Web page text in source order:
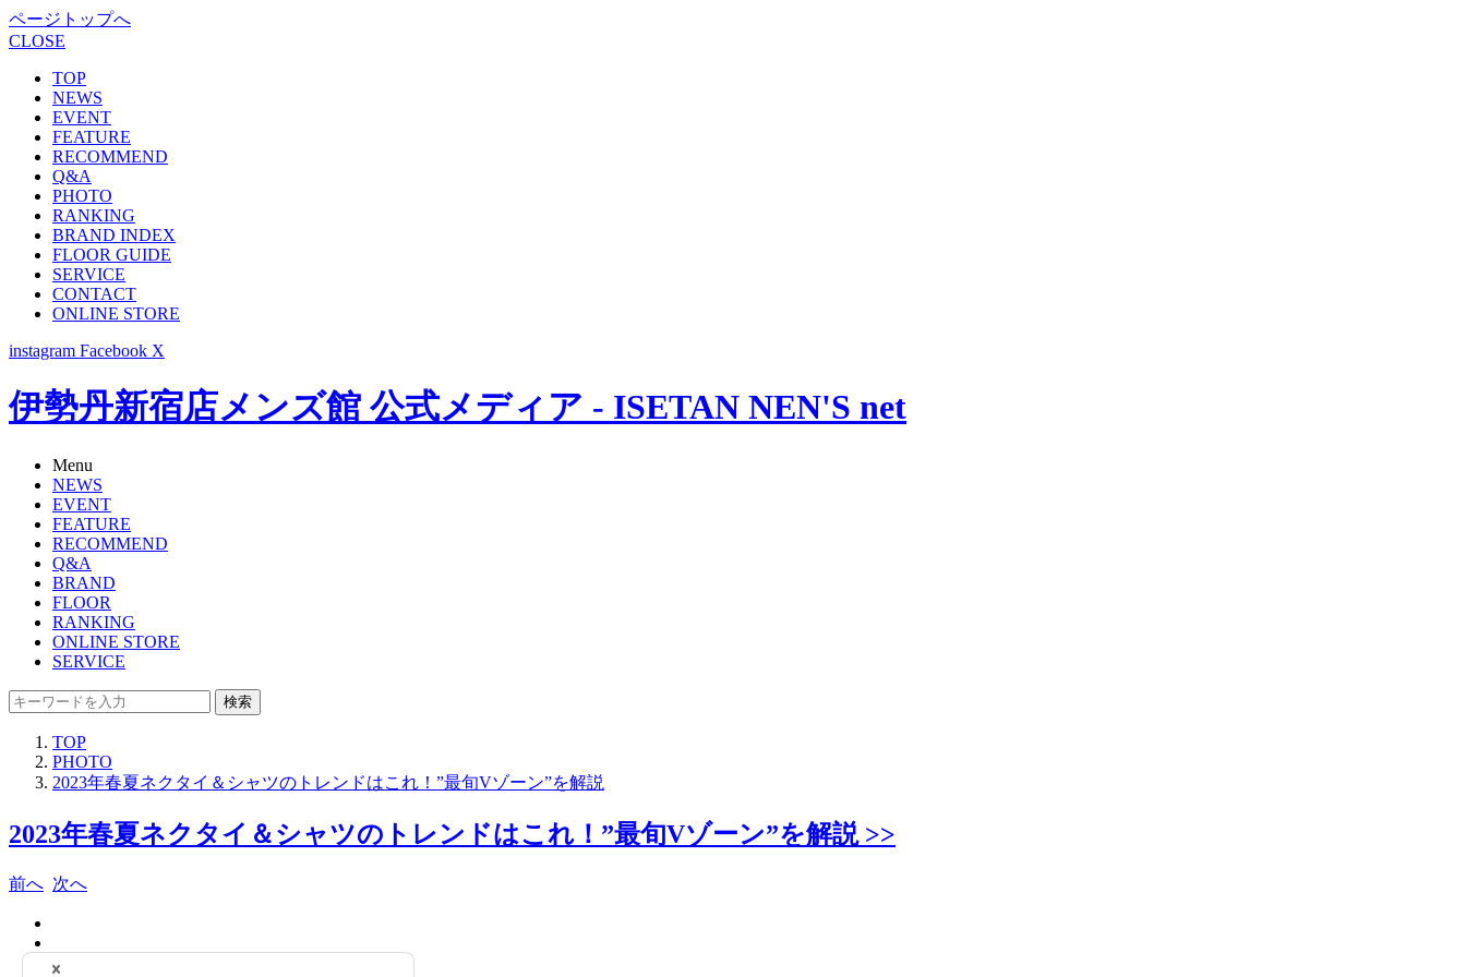
ページトップへ
CLOSE
TOP
NEWS
EVENT
FEATURE
RECOMMEND
Q&A
PHOTO
RANKING
BRAND INDEX
FLOOR GUIDE
SERVICE
CONTACT
ONLINE STORE
instagram Facebook X
伊勢丹新宿店メンズ館 公式メディア - ISETAN NEN'S net
Menu
NEWS
EVENT
FEATURE
RECOMMEND
Q&A
BRAND
FLOOR
RANKING
ONLINE STORE
SERVICE
検索
TOP
PHOTO
2023年春夏ネクタイ＆シャツのトレンドはこれ！”最旬Vゾーン”を解説
2023年春夏ネクタイ＆シャツのトレンドはこれ！”最旬Vゾーン”を解説 >>
前へ 次へ